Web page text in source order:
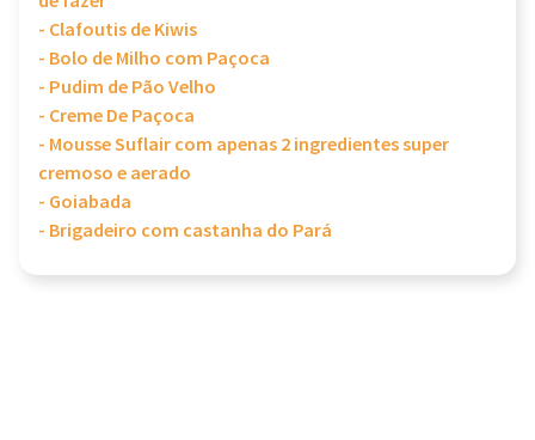
- Clafoutis de Kiwis
- Bolo de Milho com Paçoca
- Pudim de Pão Velho
- Creme De Paçoca
- Mousse Suflair com apenas 2 ingredientes super
cremoso e aerado
- Goiabada
- Brigadeiro com castanha do Pará